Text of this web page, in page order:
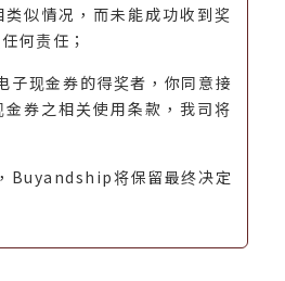
似情况，而未能成功收到奖
何责任；
子现金券的得奖者，你同意接
券之相关使用条款，我司将
Buyandship将保留最终决定